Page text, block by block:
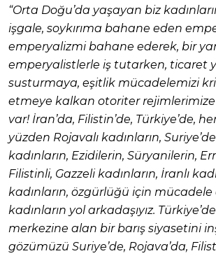
“Orta Doğu’da yaşayan biz
işgale, soykırıma bahane eden
emperyalizmi bahane ederek, bir
emperyalistlerle iş tutarken, ticaret
susturmaya, eşitlik mücadelemizi
etmeye kalkan otoriter rejimlerimize
var! İran’da, Filistin’de, Türkiye’de,
yüzden Rojavalı kadınların,
kadınların, Ezidilerin, Süryanilerin,
Filistinli, Gazzeli kadınların, İranlı
kadınların, özgürlüğü için
kadınların yol arkadaşıyız. Türkiye’de
merkezine alan bir barış siyasetini
gözümüzü Suriye’de, Rojava’da,